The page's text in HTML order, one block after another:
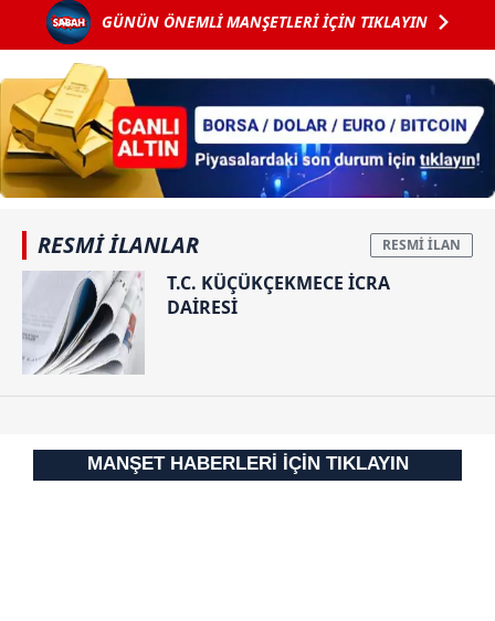
verdi
uçakları
perde arkası:
kimliğini
kullanmış!
GÜNÜN ÖNEMLİ MANŞETLERİ İÇİN TIKLAYIN
RESMİ İLANLAR
T.C. KÜÇÜKÇEKMECE İCRA
DAİRESİ
MANŞET HABERLERİ İÇİN TIKLAYIN